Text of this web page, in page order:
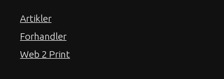
Artikler
Forhandler
Web 2 Print